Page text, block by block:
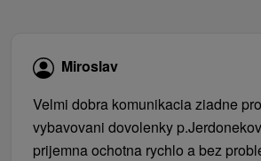
Miroslav
Velmi dobra komunikacia ziadne
vybavovani dovolenky
prijemna ochotna rychlo a bez